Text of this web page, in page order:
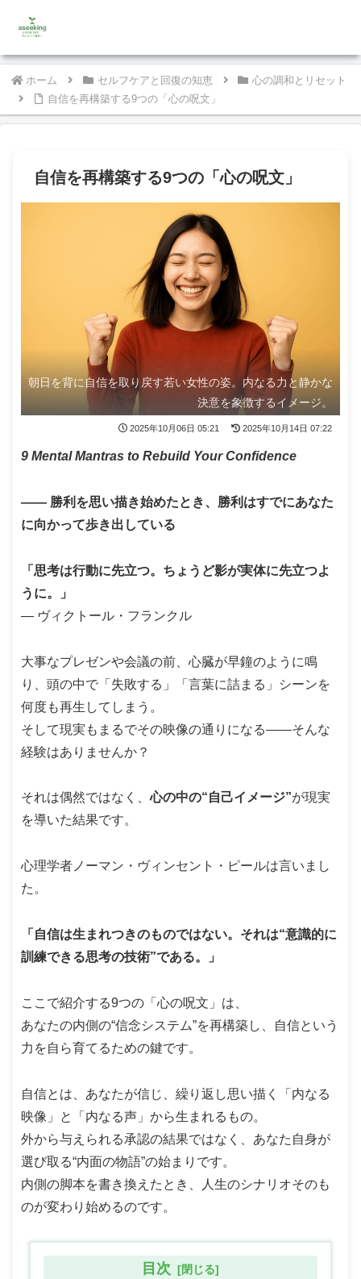
ホーム セルフケアと回復の知恵
心の調和とリセット
自信を再構築する9つの「心の呪文」
自信を再構築する9つの「心の呪文」
朝日を背に自信を取り戻す若い女性の姿。内なる力と静かな
決意を象徴するイメージ。
2025年10月06日 05:21 2025年10月14日 07:22
9 Mental Mantras to Rebuild Your Confidence
―― 勝利を思い描き始めたとき、勝利はすでにあなた
に向かって歩き出している
「思考は行動に先立つ。ちょうど影が実体に先立つよ
うに。」
― ヴィクトール・フランクル
大事なプレゼンや会議の前、心臓が早鐘のように鳴
り、頭の中で「失敗する」「言葉に詰まる」シーンを
何度も再生してしまう。
そして現実もまるでその映像の通りになる――そんな
経験はありませんか？
それは偶然ではなく、心の中の“自己イメージ”が現実
を導いた結果です。
心理学者ノーマン・ヴィンセント・ピールは言いまし
た。
「自信は生まれつきのものではない。それは“意識的に
訓練できる思考の技術”である。」
ここで紹介する9つの「心の呪文」は、
あなたの内側の“信念システム”を再構築し、自信という
力を自ら育てるための鍵です。
自信とは、あなたが信じ、繰り返し思い描く「内なる
映像」と「内なる声」から生まれるもの。
外から与えられる承認の結果ではなく、あなた自身が
選び取る“内面の物語”の始まりです。
内側の脚本を書き換えたとき、人生のシナリオそのも
のが変わり始めるのです。
目次